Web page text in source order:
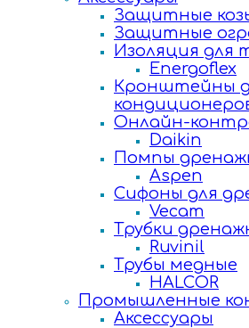
Защитные
Защитные
Изоляция для
Energoflex
Кронштейны
Онлайн-
Daikin
Помпы
Aspen
Сифоны для
Vecam
Трубки
Ruvinil
Трубы медные
HALCOR
Промышленные
Аксессуары